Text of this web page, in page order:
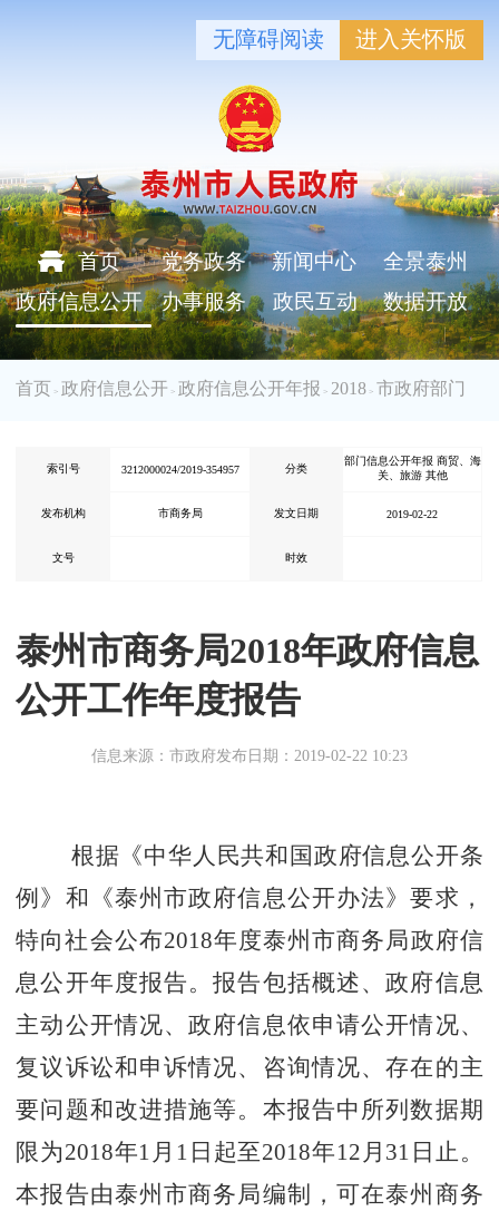
无障碍阅读 进入关怀版
首页 党务政务 新闻中心
全景泰州
政府信息公开
办事服务 政民互动 数据开放
首页 > 政府信息公开 > 政府信息公开年报 > 2018 > 市政府部门
索引号 3212000024/2019-354957 分类
部门信息公开年报 商贸、海
关、旅游 其他
发布机构 市商务局 发文日期 2019-02-22
文号 时效
泰州市商务局2018年政府信息
公开工作年度报告
信息来源：市政府发布日期：2019-02-22 10:23
根据《中华人民共和国政府信息公开条
例》和《泰州市政府信息公开办法》要求，
特向社会公布2018年度泰州市商务局政府信
息公开年度报告。报告包括概述、政府信息
主动公开情况、政府信息依申请公开情况、
复议诉讼和申诉情况、咨询情况、存在的主
要问题和改进措施等。本报告中所列数据期
限为2018年1月1日起至2018年12月31日止。
本报告由泰州市商务局编制，可在泰州商务